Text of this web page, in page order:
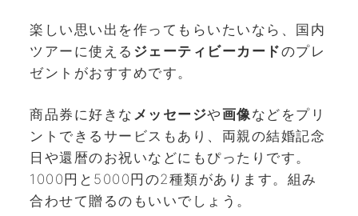
楽しい思い出を作ってもらいたいなら、国内
ツアーに使える ジェーティビーカードのプレ
ゼントがおすすめです。
商品券に好きな メッセージや画像などをプリ
ントできるサービスもあり、両親の結婚記念
日や還暦のお祝いなどにもぴったりです。
1000円と5000円の2種類があります。組み
合わせて贈るのもいいでしょう。